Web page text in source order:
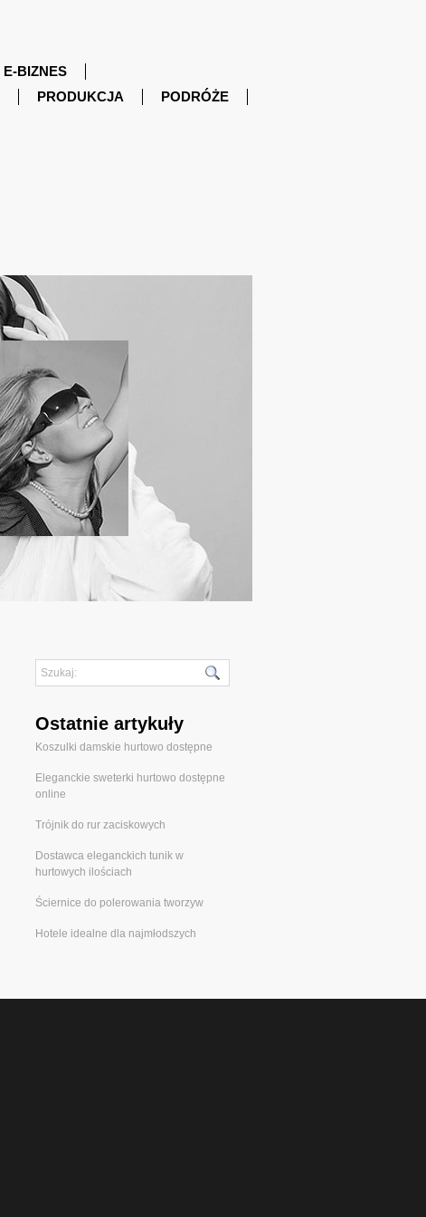
E-BIZNES
PRODUKCJA
PODRÓŻE
Ostatnie artykuły
Koszulki damskie hurtowo dostępne
Eleganckie sweterki hurtowo dostępne
online
Trójnik do rur zaciskowych
Dostawca eleganckich tunik w
hurtowych ilościach
Ściernice do polerowania tworzyw
Hotele idealne dla najmłodszych